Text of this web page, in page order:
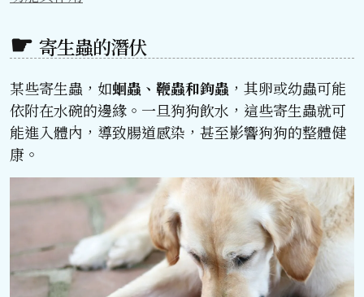
寄生蟲的潛伏
某些寄生蟲，如蛔蟲、鞭蟲和鉤蟲 ，其卵或幼蟲可能
依附在水碗的邊緣。一旦狗狗飲水，這些寄生蟲就可
能進入體內，導致腸道感染，甚至影響狗狗的整體健
康。